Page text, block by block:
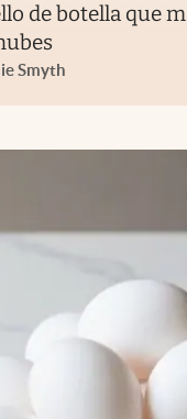
de botella que
Smyth